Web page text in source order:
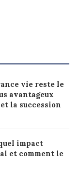
vie reste le
avantageux
la succession
impact
et comment le